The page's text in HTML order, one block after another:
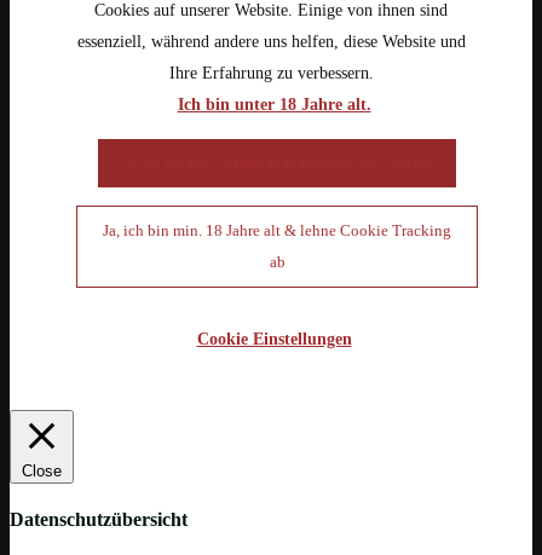
Cookies auf unserer Website. Einige von ihnen sind
essenziell, während andere uns helfen, diese Website und
Ihre Erfahrung zu verbessern.
Ich bin unter 18 Jahre alt.
Ja, ich bin min. 18 Jahre alt & lehne Cookie Tracking
ab
Cookie Einstellungen
Close
Datenschutzübersicht